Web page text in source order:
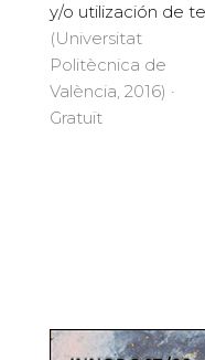
y/o utilización de
(Universitat
Politècnica de
València, 2016) ·
Gratuït